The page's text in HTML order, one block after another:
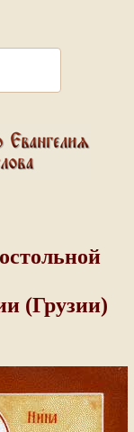
(Грузии)